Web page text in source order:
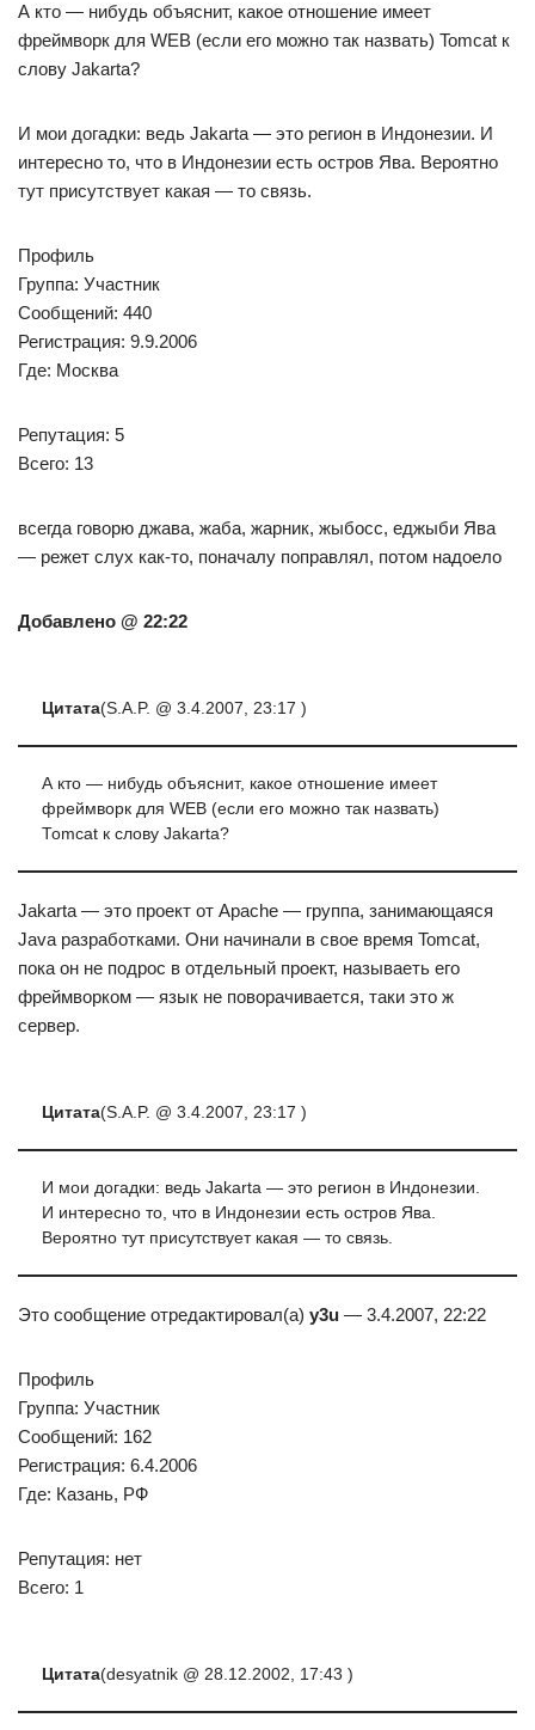
А кто — нибудь объяснит, какое отношение имеет
фреймворк для WEB (если его можно так назвать) Tomcat к
слову Jakarta?
И мои догадки: ведь Jakarta — это регион в Индонезии. И
интересно то, что в Индонезии есть остров Ява. Вероятно
тут присутствует какая — то связь.
Профиль
Группа: Участник
Сообщений: 440
Регистрация: 9.9.2006
Где: Москва
Репутация: 5
Всего: 13
всегда говорю джава, жаба, жарник, жыбосс, еджыби Ява
— режет слух как-то, поначалу поправлял, потом надоело
Добавлено @ 22:22
Цитата(S.A.P. @ 3.4.2007, 23:17 )
А кто — нибудь объяснит, какое отношение имеет
фреймворк для WEB (если его можно так назвать)
Tomcat к слову Jakarta?
Jakarta — это проект от Apache — группа, занимающаяся
Java разработками. Они начинали в свое время Tomcat,
пока он не подрос в отдельный проект, называеть его
фреймворком — язык не поворачивается, таки это ж
сервер.
Цитата(S.A.P. @ 3.4.2007, 23:17 )
И мои догадки: ведь Jakarta — это регион в Индонезии.
И интересно то, что в Индонезии есть остров Ява.
Вероятно тут присутствует какая — то связь.
Это сообщение отредактировал(а) y3u — 3.4.2007, 22:22
Профиль
Группа: Участник
Сообщений: 162
Регистрация: 6.4.2006
Где: Казань, РФ
Репутация: нет
Всего: 1
Цитата(desyatnik @ 28.12.2002, 17:43 )